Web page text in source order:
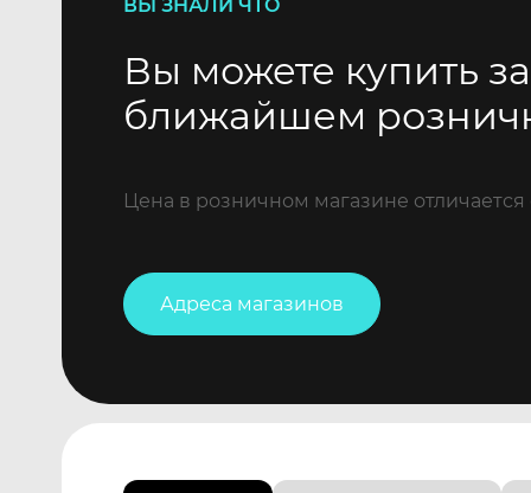
ВЫ ЗНАЛИ ЧТО
Вы можете купить
ближайшем
Цена в розничном магазине
Адреса магазинов